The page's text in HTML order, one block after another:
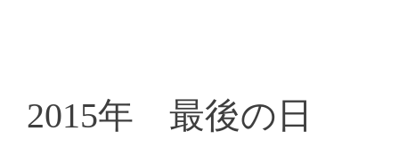
2015年 最後の日